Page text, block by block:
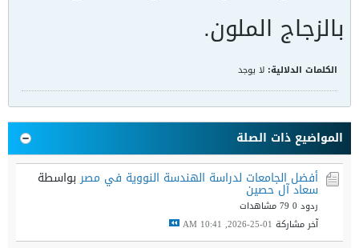
بالزجاج الملون.
الكلمات الدلالية: لا يوجد
المواضيع ذات الصلة
أفضل الجامعات لدراسة الهندسة النووية في مصر بواسطة
سعاد آل حصين
ردود 0
79 مشاهدات
آخر مشاركة 01-25-2026, 10:41 AM